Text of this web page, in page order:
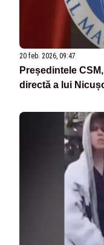
20 feb. 2026, 09:47
Președintele
directă a lui